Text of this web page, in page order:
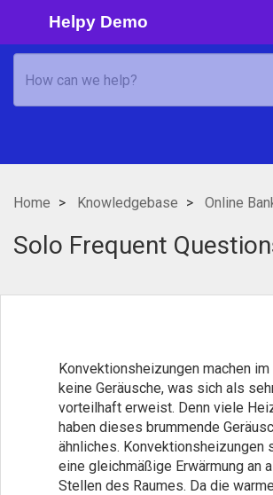
Helpy Demo
Home Knowledgebase Online
Solo Frequent
Konvektionsheizungen machen
keine Geräusche, was sich als
vorteilhaft erweist. Denn viele
haben dieses brummende
ähnliches. Konvektionsheizungen
eine gleichmäßige Erwärmung an
Stellen des Raumes. Da die